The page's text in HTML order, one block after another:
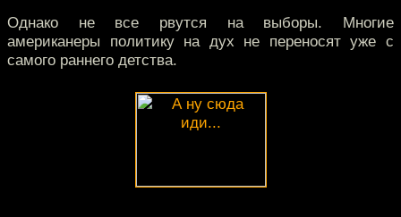
Однако не все рвутся на выборы. Многие
американеры политику на дух не переносят уже с
самого раннего детства.